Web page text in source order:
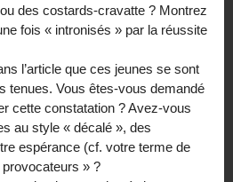
des costards-cravatte ? Montrez
fois « intronisés » par la réussite
l’article que ces jeunes se sont
tenues. Vous êtes-vous demandé
cette constatation ? Avez-vous
au style « décalé », des
espérance (cf. votre terme de
» ?